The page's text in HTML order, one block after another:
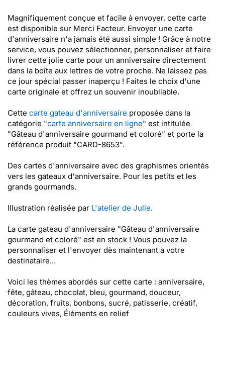
Magnifiquement conçue et facile à envoyer, cette carte
est disponible sur Merci Facteur. Envoyer une carte
d'anniversaire n'a jamais été aussi simple ! Grâce à notre
service, vous pouvez sélectionner, personnaliser et faire
livrer cette jolie carte pour un anniversaire directement
dans la boîte aux lettres de votre proche. Ne laissez pas
ce jour spécial passer inaperçu ! Faites le choix d'une
carte originale et offrez un souvenir inoubliable.
Cette carte gateau d'anniversaire proposée dans la
catégorie "carte anniversaire en ligne" est intitulée
"Gâteau d'anniversaire gourmand et coloré" et porte la
référence produit "CARD-8653".
Des cartes d'anniversaire avec des graphismes orientés
vers les gateaux d'anniversaire. Pour les petits et les
grands gourmands.
Illustration réalisée par L'atelier de Julie.
La carte gateau d'anniversaire "Gâteau d'anniversaire
gourmand et coloré" est en stock ! Vous pouvez la
personnaliser et l'envoyer dès maintenant à votre
destinataire...
Voici les thèmes abordés sur cette carte : anniversaire,
fête, gâteau, chocolat, bleu, gourmand, douceur,
décoration, fruits, bonbons, sucré, patisserie, créatif,
couleurs vives, Éléments en relief